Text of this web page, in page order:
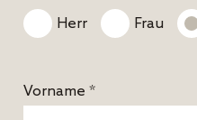
Herr Frau
Vorname *